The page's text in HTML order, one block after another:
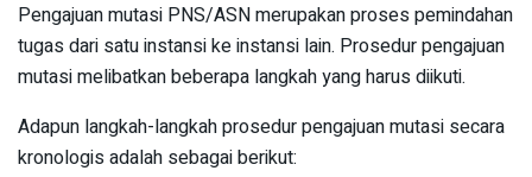
Pengajuan mutasi PNS/ASN merupakan proses pemindahan
tugas dari satu instansi ke instansi lain. Prosedur pengajuan
mutasi melibatkan beberapa langkah yang harus diikuti.
Adapun langkah-langkah prosedur pengajuan mutasi secara
kronologis adalah sebagai berikut: